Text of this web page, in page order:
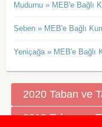
Mudurnu » MEB'e Bağlı
Seben » MEB'e Bağlı
Yeniçağa » MEB'e Bağlı
2020 Taban ve
2019 Taban ve